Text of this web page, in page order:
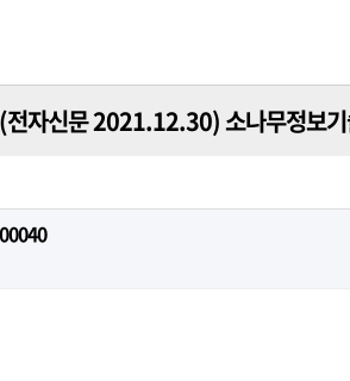
(전자신문 2021.12.30) 소나무정보